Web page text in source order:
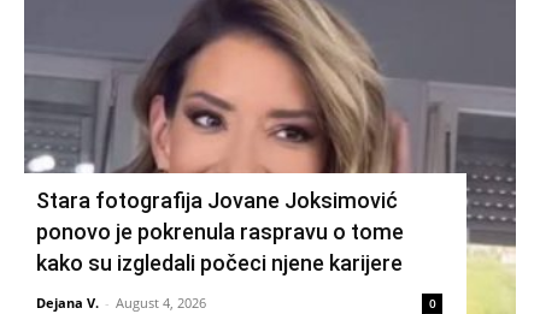
Stara fotografija Jovane Joksimović
ponovo je pokrenula raspravu o tome
kako su izgledali počeci njene karijere
Dejana V. - August 4, 2026 0